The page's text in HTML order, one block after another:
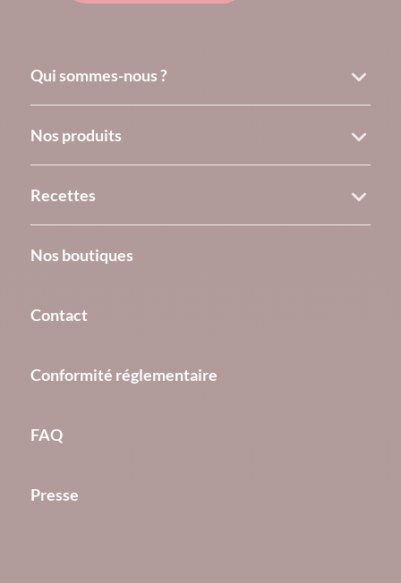
Qui sommes-nous ?
Nos produits
Recettes
Nos boutiques
Contact
Conformité réglementaire
FAQ
Presse